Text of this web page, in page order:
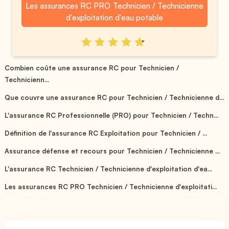
Les assurances RC PRO Technicien / Technicienne
d'exploitation d'eau potable
Combien coûte une assurance RC pour Technicien /
Technicienn...
Que couvre une assurance RC pour Technicien / Technicienne d...
L'assurance RC Professionnelle (PRO) pour Technicien / Techn...
Définition de l'assurance RC Exploitation pour Technicien / ...
Assurance défense et recours pour Technicien / Technicienne ...
L'assurance RC Technicien / Technicienne d'exploitation d'ea...
Les assurances RC PRO Technicien / Technicienne d'exploitati...